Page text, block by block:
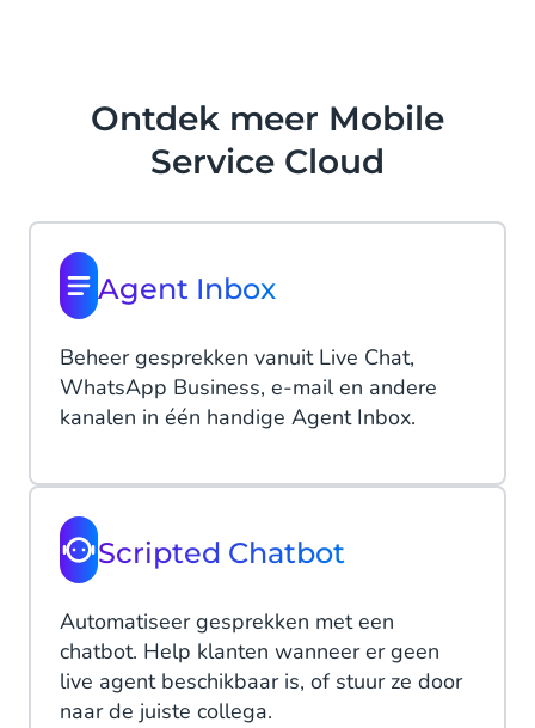
Ontdek meer Mobile
Service Cloud
Agent Inbox
Beheer gesprekken vanuit Live Chat,
WhatsApp Business, e-mail en andere
kanalen in één handige Agent Inbox.
Scripted Chatbot
Automatiseer gesprekken met een
chatbot. Help klanten wanneer er geen
live agent beschikbaar is, of stuur ze door
naar de juiste collega.